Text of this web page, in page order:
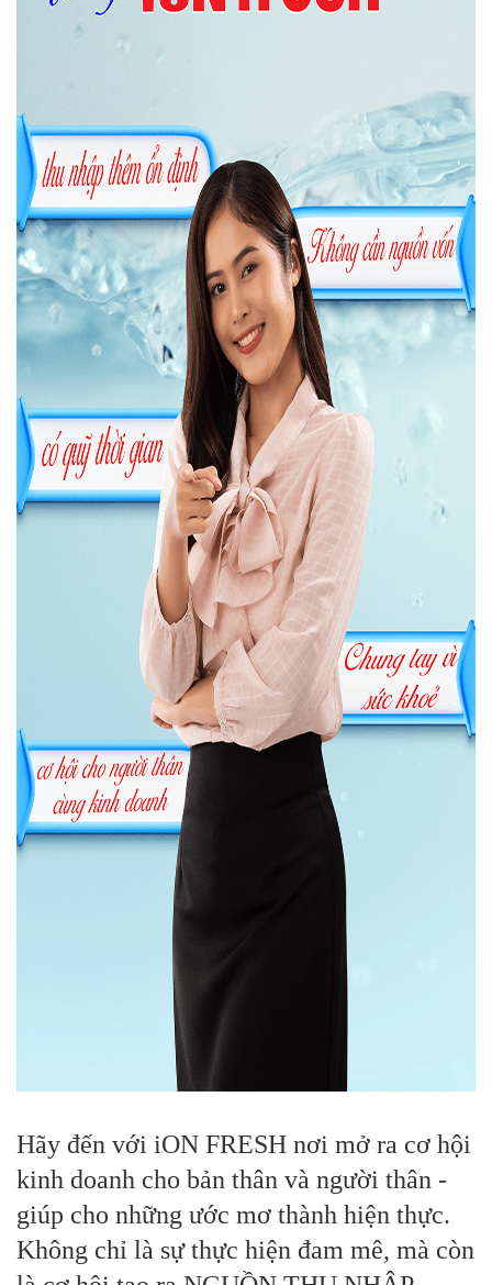
Hãy đến với iON FRESH nơi mở ra cơ hội
kinh doanh cho bản thân và người thân -
giúp cho những ước mơ thành hiện thực.
Không chỉ là sự thực hiện đam mê, mà còn